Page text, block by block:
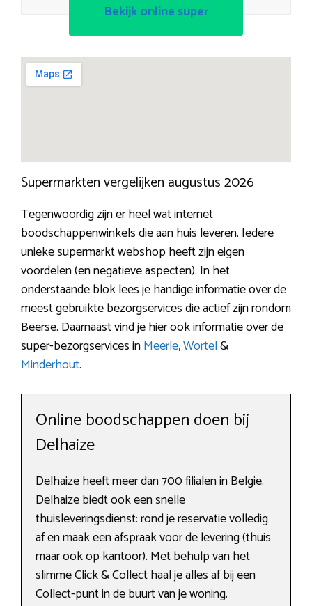
Bekijk online super
Supermarkten vergelijken augustus 2026
Tegenwoordig zijn er heel wat internet
boodschappenwinkels die aan huis leveren. Iedere
unieke supermarkt webshop heeft zijn eigen
voordelen (en negatieve aspecten). In het
onderstaande blok lees je handige informatie over de
meest gebruikte bezorgservices die actief zijn rondom
Beerse. Daarnaast vind je hier ook informatie over de
super-bezorgservices inMeerle,Wortel&
Minderhout.
Online boodschappen doen bij
Delhaize
Delhaize heeft meer dan 700 filialen in België.
Delhaize biedt ook een snelle
thuisleveringsdienst: rond je reservatie volledig
af en maak een afspraak voor de levering (thuis
maar ook op kantoor). Met behulp van het
slimme Click & Collect haal je alles af bij een
Collect-punt in de buurt van je woning.